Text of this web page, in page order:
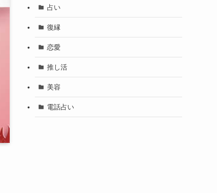
占い
復縁
恋愛
推し活
美容
電話占い